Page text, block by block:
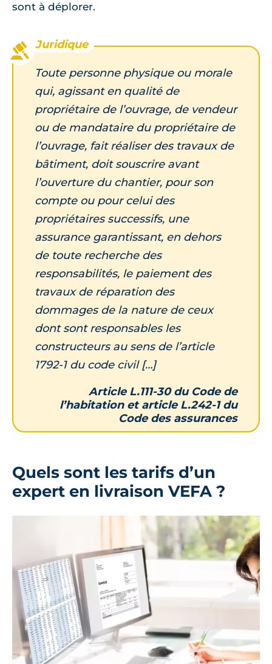
sont à déplorer.
Toute personne physique ou morale
qui, agissant en qualité de
propriétaire de l’ouvrage, de vendeur
ou de mandataire du propriétaire de
l’ouvrage, fait réaliser des travaux de
bâtiment, doit souscrire avant
l’ouverture du chantier, pour son
compte ou pour celui des
propriétaires successifs, une
assurance garantissant, en dehors
de toute recherche des
responsabilités, le paiement des
travaux de réparation des
dommages de la nature de ceux
dont sont responsables les
constructeurs au sens de l’article
1792-1 du code civil […]
Article L.111-30 du Code de
l’habitation et article L.242-1 du
Code des assurances
Quels sont les tarifs d’un
expert en livraison VEFA ?